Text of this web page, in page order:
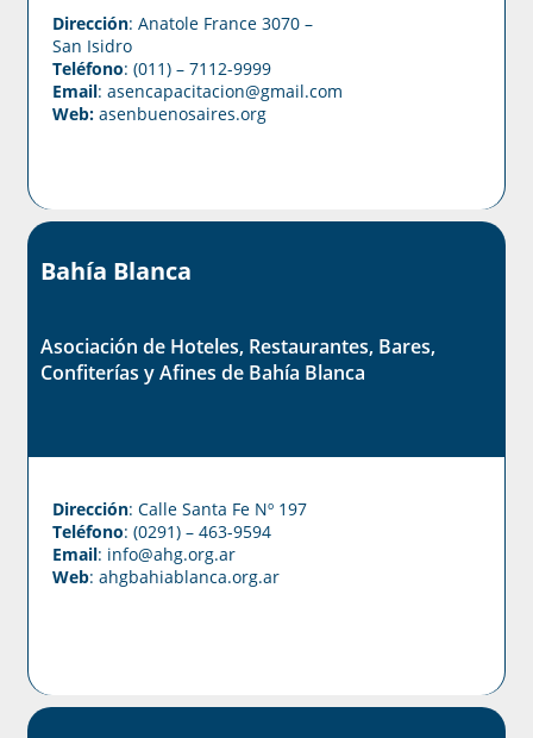
Dirección: Anatole France 3070 –
San Isidro
Teléfono: (011) – 7112-9999
Email: asencapacitacion@gmail.com
Web: asenbuenosaires.org
Bahía Blanca
Asociación de Hoteles, Restaurantes, Bares,
Confiterías y Afines de Bahía Blanca
Dirección: Calle Santa Fe Nº 197
Teléfono: (0291) – 463-9594
Email: info@ahg.org.ar
Web: ahgbahiablanca.org.ar